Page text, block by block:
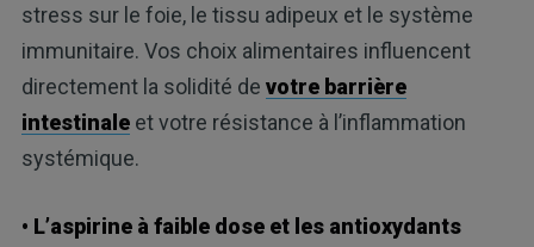
stress sur le foie, le tissu adipeux et le système
immunitaire. Vos choix alimentaires influencent
directement la solidité de votre barrière
intestinaleet votre résistance à l’inflammation
systémique.
• L’aspirine à faible dose et les antioxydants